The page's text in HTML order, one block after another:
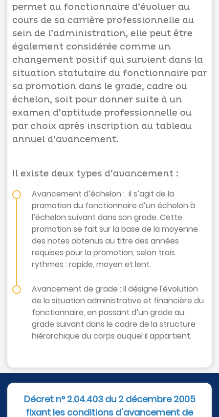
Appels
d'offres
Suggestions
Contactez-
nous
permet au fonctionnaire d’évoluer au
cours de sa carrière professionnelle au
sein de l’administration, elle peut être
également considérée comme un
changement positif qui survient dans la
situation statutaire du fonctionnaire par
sa promotion dans le grade, cadre ou
échelon, soit pour donner suite à un
examen d’aptitude professionnelle ou
par choix après inscription au tableau
annuel d’avancement.
Il existe deux types d’avancement :
Avancement d’échelon : il s’agit de la
promotion du fonctionnaire d’un échelon à
l’échelon suivant dans son grade. Cette
promotion se fait sur la base de la moyenne
des notes obtenus au titre des années
requises pour la promotion, selon trois
rythmes : rapide, moyen et lent.
Avancement de grade : Il désigne l'évolution
de la situation administrative et financière du
fonctionnaire, en passant d’un grade au
grade suivant dans le cadre de la structure
hiérarchique du corps auquel il appartient.
Décret n° 2.04.403 du 2 décembre 2005
fixant les conditions d'avancement de